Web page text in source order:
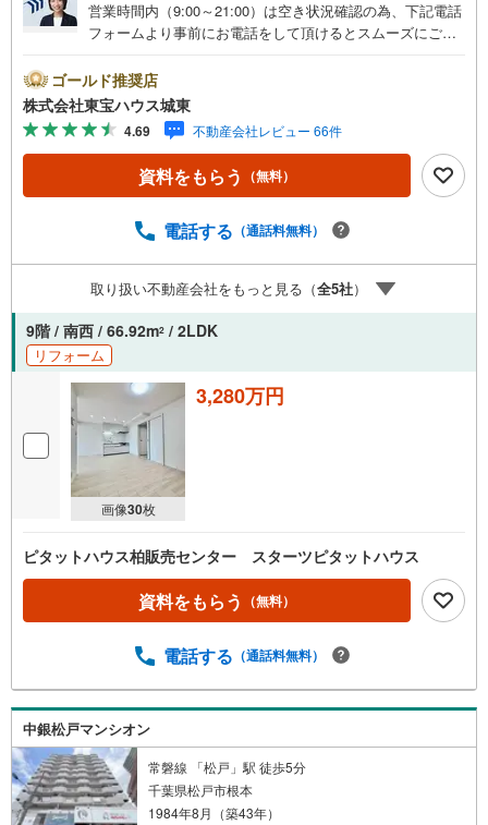
営業時間内（9:00～21:00）は空き状況確認の為、下記電話
フォームより事前にお電話をして頂けるとスムーズにご案
カレンダーの作成▽ご購入後もお客様の人生のパートナー
として暮らしの「安心」を守り続けます。【Yahoo！ 不動
産キャンペーン対象店舗】当店で物件を成約するとPayPay
ボーナスライトがもらえる「Yahoo！ 不動産 物件ご成約キ
ャンペーン」の対象になります。「資料をもらう」「見学
予約をする」ボタンからお問い合わせください。※必ずYah
スライトは出金と譲渡はできません。ご案内・詳細な資料
（諸費用もOK）お気軽にお問い合わせください。
ゴールド推奨店
株式会社東宝ハウス城東
4.69 不動産会社レビュー 66件
資料をもらう （無料）
電話する （通話料無料）
取り扱い不動産会社をもっと見る（全5社）
9階 / 南西 / 66.92m2 / 2LDK
リフォーム
画像30枚
3,280万円
ピタットハウス柏販売センター スターツピタットハウス
資料をもらう （無料）
電話する （通話料無料）
中銀松戸マンシオン
常磐線 「松戸」駅 徒歩5分
千葉県松戸市根本
1984年8月（築43年）